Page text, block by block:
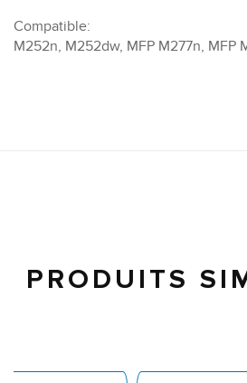
Compatible:
M252n, M252dw, MFP M277n, MFP
PRODUITS